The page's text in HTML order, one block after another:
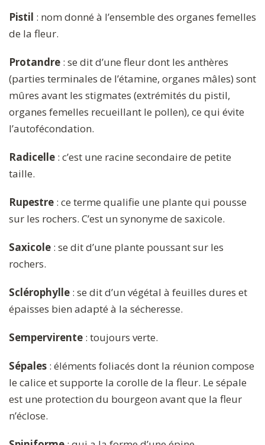
Pistil : nom donné à l’ensemble des organes femelles
de la fleur.
Protandre : se dit d’une fleur dont les anthères
(parties terminales de l’étamine, organes mâles) sont
mûres avant les stigmates (extrémités du pistil,
organes femelles recueillant le pollen), ce qui évite
l’autofécondation.
Radicelle : c’est une racine secondaire de petite
taille.
Rupestre : ce terme qualifie une plante qui pousse
sur les rochers. C’est un synonyme de saxicole.
Saxicole : se dit d’une plante poussant sur les
rochers.
Sclérophylle : se dit d’un végétal à feuilles dures et
épaisses bien adapté à la sécheresse.
Sempervirente : toujours verte.
Sépales : éléments foliacés dont la réunion compose
le calice et supporte la corolle de la fleur. Le sépale
est une protection du bourgeon avant que la fleur
n’éclose.